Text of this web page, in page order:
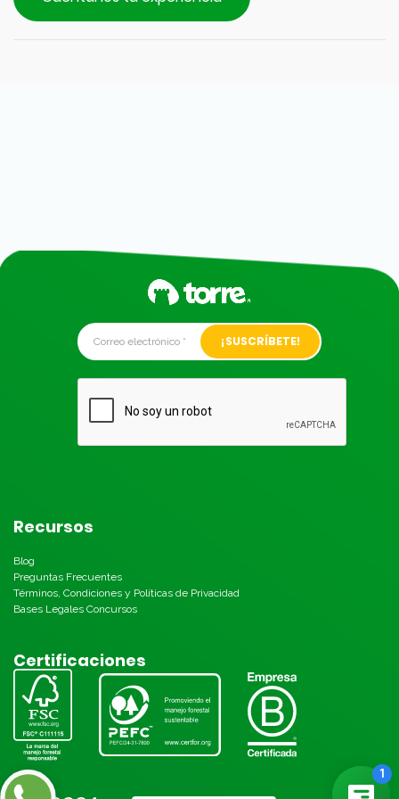
Alternative:
Recursos
Blog
Preguntas Frecuentes
Términos, Condiciones y Políticas de Privacidad
Bases Legales Concursos
Certificaciones